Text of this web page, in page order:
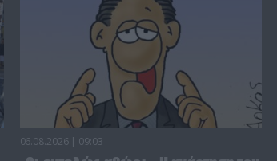
06.08.2026 | 09:03